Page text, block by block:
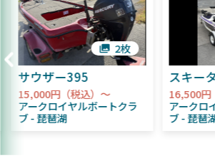
ザー395
円（税込）～
クロイヤルボートクラ
琵琶湖
2枚
スキーターＳ
16,500円（税込
アークロイヤル
琵琶湖